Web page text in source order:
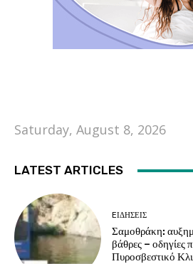
Saturday, August 8, 2026
LATEST ARTICLES
EΙΔΗΣΕΙΣ
Σαμοθράκη:
βάθρες – οδηγίες
Πυροσβεστικό